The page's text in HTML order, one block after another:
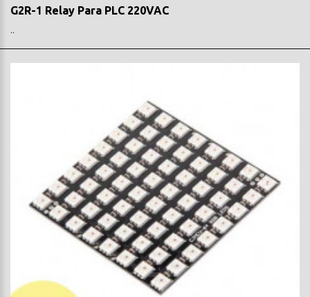
G2R-1 Relay Para PLC 220VAC
..